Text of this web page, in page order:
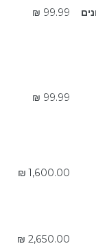
מחיר
99.99 ₪
מחיר
99.99 ₪
מחיר
1,600.00 ₪
מחיר
2,650.00 ₪